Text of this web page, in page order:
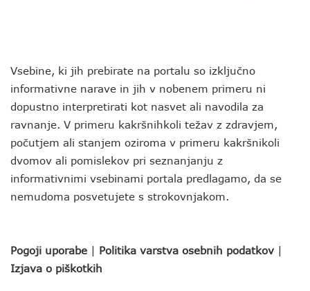
Vsebine, ki jih prebirate na portalu so izključno
informativne narave in jih v nobenem primeru ni
dopustno interpretirati kot nasvet ali navodila za
ravnanje. V primeru kakršnihkoli težav z zdravjem,
počutjem ali stanjem oziroma v primeru kakršnikoli
dvomov ali pomislekov pri seznanjanju z
informativnimi vsebinami portala predlagamo, da se
nemudoma posvetujete s strokovnjakom.
Pogoji uporabe | Politika varstva osebnih podatkov |
Izjava o piškotkih